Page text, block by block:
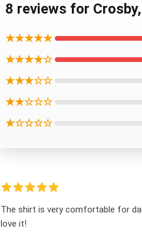
8 reviews for
★★★★★
★★★★☆
★★★☆☆
★★☆☆☆
★☆☆☆☆
The shirt is very comfortable for
love it!